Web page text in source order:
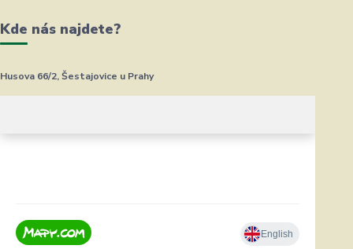
Kde nás najdete?
Husova 66/2, Šestajovice u Prahy